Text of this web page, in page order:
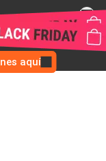
aquí